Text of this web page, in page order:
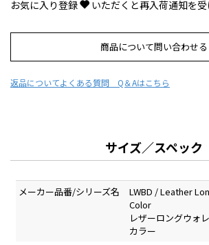
お気に入り登録 いただくと再入荷通知を
商品について問い合わせる
返品についてよくある質問 Q＆Aはこちら
サイズ／スペック
メーカー品番/シリーズ名
LWBD / Leather
Color
レザーロングウォ
カラー